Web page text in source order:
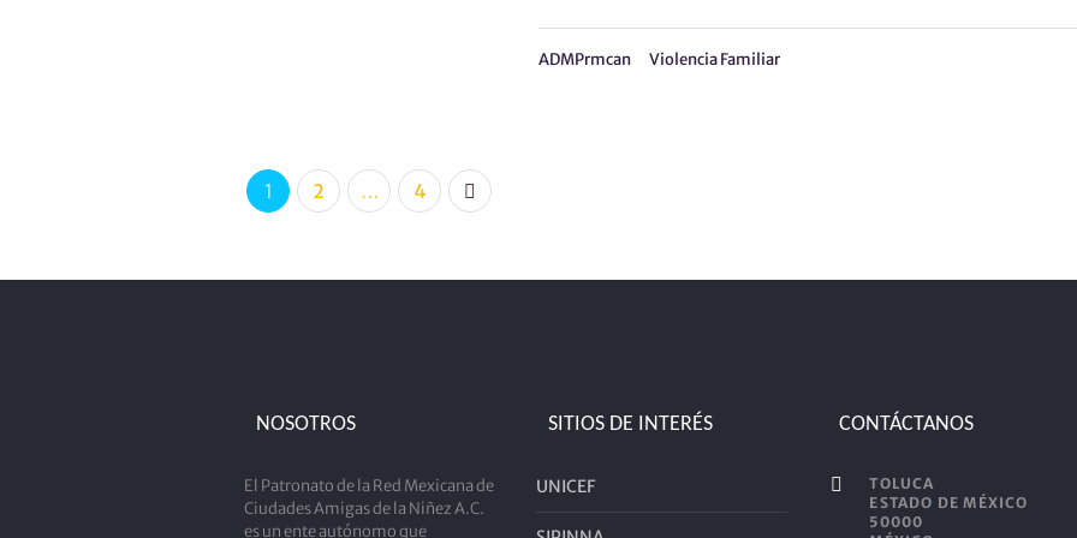
ADMPrmcan Violencia Familiar
1 2 … 4
NOSOTROS
El Patronato de la Red Mexicana de
Ciudades Amigas de la Niñez A.C.
es un ente autónomo que
SITIOS DE INTERÉS
UNICEF
CONTÁCTANOS
TOLUCA
ESTADO DE MÉXICO
50000